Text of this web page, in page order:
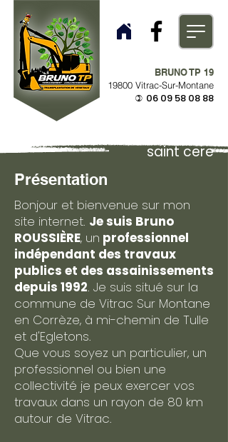
BRUNO TP 19
19800 Vitrac-Sur-Montane
) 06 09 58 08 88
saint cere
Présentation
Bonjour et bienvenue sur mon
site internet. Je suis Bruno
ROUSSIÈRE, un professionnel
indépendant des travaux
publics et des assainissements
depuis 1992. Je suis situé sur la
commune de Vitrac Sur Montane
en Corrèze, à mi-chemin de Tulle
et d'Egletons.
Que vous soyez un particulier, un
professionnel ou bien une
collectivité je peux exercer vos
travaux dans un rayon de 80 km
autour de Vitrac.